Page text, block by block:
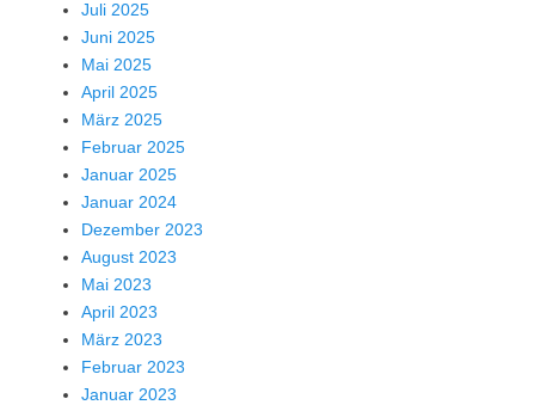
Juli 2025
Juni 2025
Mai 2025
April 2025
März 2025
Februar 2025
Januar 2025
Januar 2024
Dezember 2023
August 2023
Mai 2023
April 2023
März 2023
Februar 2023
Januar 2023